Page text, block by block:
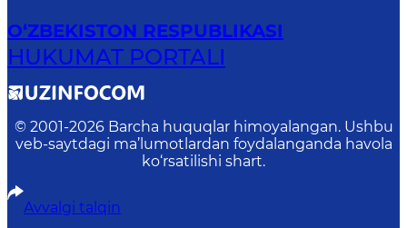
O‘ZBEKISTON RESPUBLIKASI
HUKUMAT PORTALI
© 2001-2026 Barcha huquqlar himoyalangan. Ushbu
veb-saytdagi ma’lumotlardan foydalanganda havola
ko‘rsatilishi shart.
Avvalgi talqin